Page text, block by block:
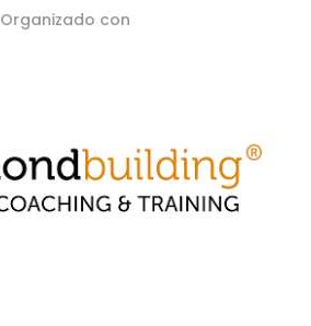
Organizado con